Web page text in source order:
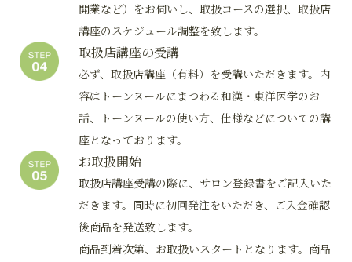
開業など）をお伺いし、取扱コースの選択、取扱店
講座のスケジュール調整を致します。
取扱店講座の受講
必ず、取扱店講座（有料）を受講いただきます。内
容はトーンヌールにまつわる和漢・東洋医学のお
話、トーンヌールの使い方、仕様などについての講
座となっております。
お取扱開始
取扱店講座受講の際に、サロン登録書をご記入いた
だきます。同時に初回発注をいただき、ご入金確認
後商品を発送致します。
商品到着次第、お取扱いスタートとなります。商品